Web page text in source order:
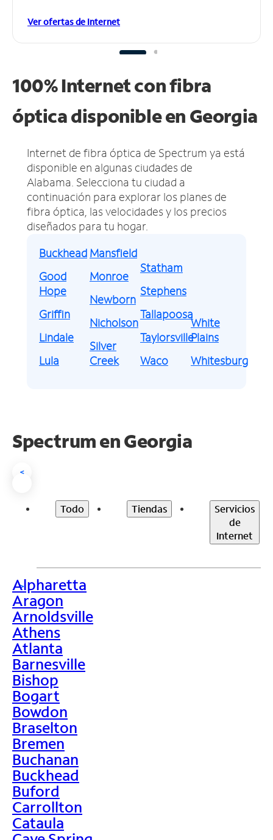
Ver ofertas de Internet
100% Internet con fibra
óptica disponible en Georgia
Internet de fibra óptica de Spectrum ya está
disponible en algunas ciudades de
Alabama. Selecciona tu ciudad a
continuación para explorar los planes de
fibra óptica, las velocidades y los precios
diseñados para tu hogar.
Buckhead
Good
Hope
Griffin
Lindale
Lula
Mansfield
Monroe
Newborn
Nicholson
Silver
Creek
Statham
Stephens
Tallapoosa
Taylorsville
Waco
White
Plains
Whitesburg
Spectrum enGeorgia
<
Todo Tiendas
Servicios
de
Internet
>
Alpharetta
Aragon
Arnoldsville
Athens
Atlanta
Barnesville
Bishop
Bogart
Bowdon
Braselton
Bremen
Buchanan
Buckhead
Buford
Carrollton
Cataula